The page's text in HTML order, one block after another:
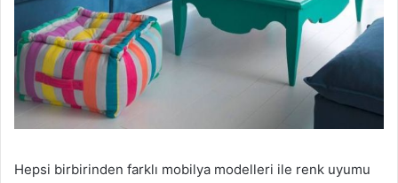
Hepsi birbirinden farklı mobilya modelleri ile renk uyumu